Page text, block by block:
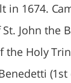
in 1674.
John the
Holy